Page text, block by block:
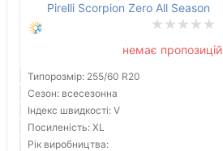
Pirelli Scorpion Zero All Season
немає пропозицій
Типорозмір: 255/60 R20
Сезон: всесезонна
Індекс швидкості: V
Посиленість: XL
Рік виробництва: